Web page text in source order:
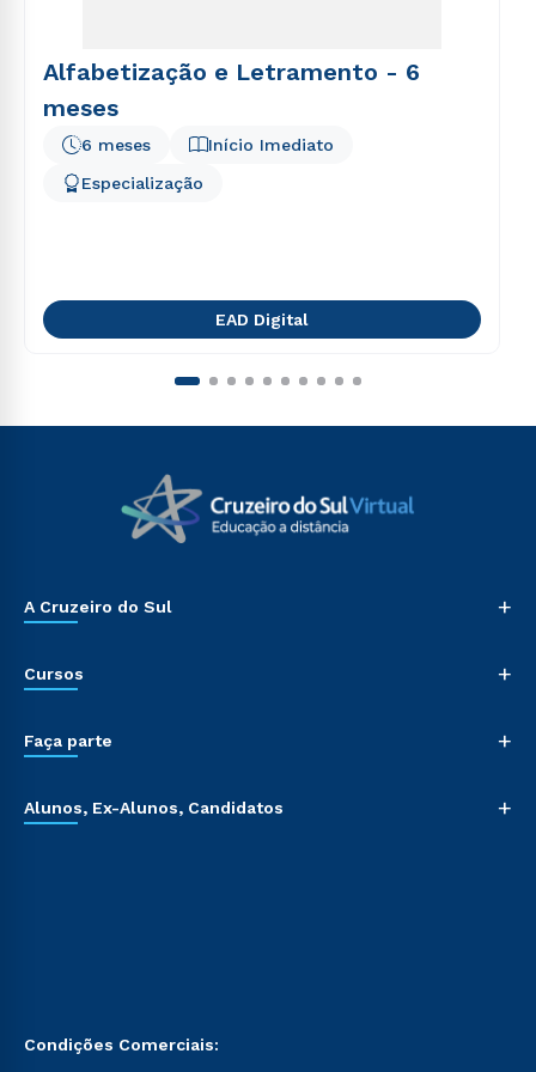
Alfabetização e Letramento - 6
meses
Início Imediato
6 meses
Especialização
EAD Digital
A Cruzeiro do Sul +
Cursos +
Faça parte +
Alunos, Ex-Alunos, Candidatos +
Condições Comerciais: